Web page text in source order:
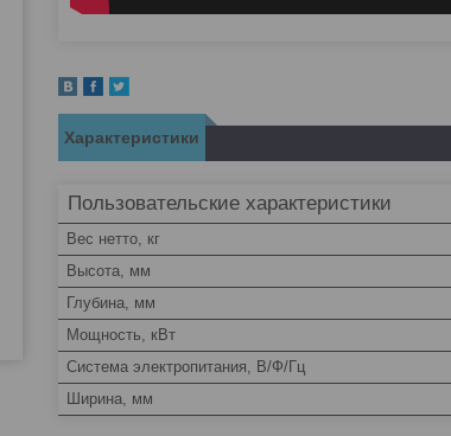
Характеристики
Пользовательские характеристики
Вес нетто, кг
Высота, мм
Глубина, мм
Мощность, кВт
Система электропитания, В/Ф/Гц
Ширина, мм